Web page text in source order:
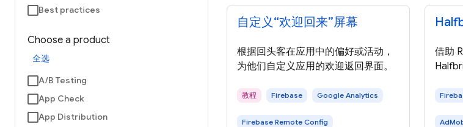
Best practices
Choose a product
全选
A/B Testing
App Check
App Distribution
自定义“欢迎回来”屏幕
根据回头客在应用中的偏好或活动，
为他们自定义应用的欢迎返回界面。
教程 Firebase Google Analytics
Firebase Remote Config
借助